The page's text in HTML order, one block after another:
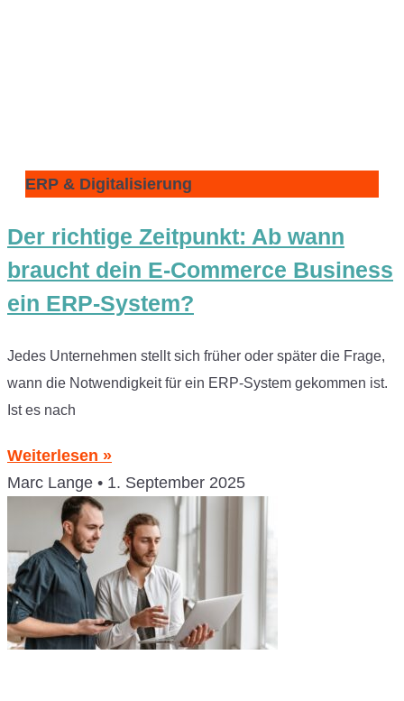
ERP & Digitalisierung
Der richtige Zeitpunkt: Ab wann
braucht dein E-Commerce Business
ein ERP-System?
Jedes Unternehmen stellt sich früher oder später die Frage,
wann die Notwendigkeit für ein ERP-System gekommen ist.
Ist es nach
Weiterlesen »
Marc Lange
1. September 2025